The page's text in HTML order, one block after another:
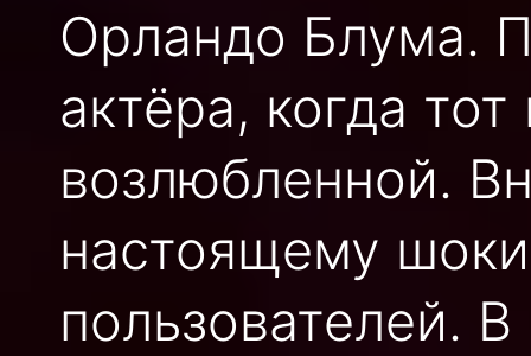
Орландо Блума.
актёра, когда
возлюбленной.
настоящему
пользователей.